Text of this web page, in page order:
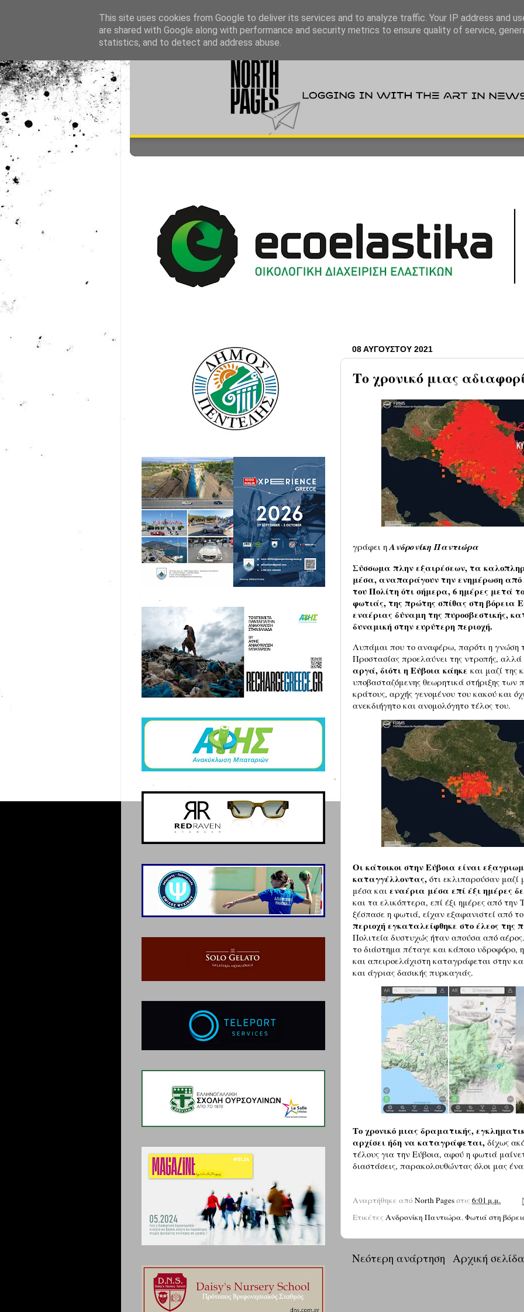
08 ΑΥΓΟΎΣΤΟΥ 2021
Το χρονικό μιας
γράφει ηΑνδρονίκη Παντιώρα
Σύσσωμα πλην εξαιρέσεων, τα
μέσα, αναπαράγουν την ενημέρωση από
του Πολίτη ότι σήμερα, 6 ημέρες μετά
φωτιάς, της πρώτης σπίθας στη βόρεια
εναέριας δύναμη της πυροσβεστικής,
δυναμική στην ευρύτερη περιοχή.
Λυπάμαι που το αναφέρω, παρότι η γνώση
Προστασίας προελαύνει της ντροπής,
αργά, διότι η Εύβοια κάηκε και μαζί της
υποβασταζόμενης θεωρητικά στήριξης των
κράτους, αρχής γενομένου του κακού και
ανεκδιήγητο και ανομολόγητο
Οι κάτοικοι στην Εύβοια είναι
καταγγέλλοντας, ότι εκλιπαρούσαν μαζί
μέσα και εναέρια μέσα επί έξι ημέρες
και τα ελικόπτερα, επί έξι ημέρες από την
ξέσπασε η φωτιά, είχαν εξαφανιστεί από
περιοχή εγκαταλείφθηκε στο έλεος της
Πολιτεία δυστυχώς ήταν απούσα από
το διάστημα πέταγε και κάποιο υδροφόρο,
και απειροελάχιστη καταγράφεται στην
και άγριας δασικής
Το χρονικό μιας δραματικής,
αρχίσει ήδη να καταγράφεται, δίχως
τέλους για την Εύβοια, αφού η φωτιά
διαστάσεις, παρακολουθώντας όλοι μας
Αναρτήθηκε απόNorth Pagesστις 6:01 μ.μ.
Ετικέτες Ανδρονίκη Παντιώρα,Φωτιά στη
Νεότερη ανάρτηση Αρχική σελίδα
This site uses cookies from Google to deliver its services and to analyze traffic. Your IP address and
are shared with Google along with performance and security metrics to ensure quality of service,
statistics, and to detect and address abuse.